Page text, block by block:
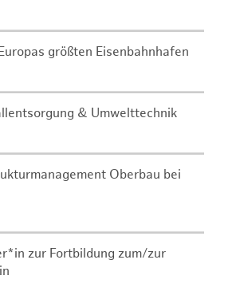
größten Eisenbahnhafen
& Umwelttechnik
Oberbau bei
zur Fortbildung zum/zur